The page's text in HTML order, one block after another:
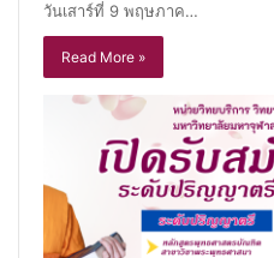
วันเสาร์ที่ 9 พฤษภาค…
Read More »